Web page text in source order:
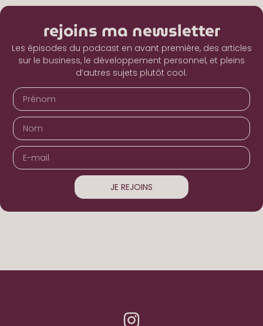
rejoins ma newsletter
Les épisodes du podcast en avant première, des articles
sur le business, le développement personnel, et pleins
d’autres sujets plutôt cool.
JE REJOINS